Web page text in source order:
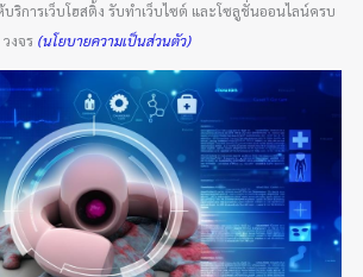
บริการเว็บโฮสติ้ง รับทำเว็บไซต์ และโซลูชั่นออนไลน์ครบ
วงจร(นโยบายความเป็นส่วนตัว)